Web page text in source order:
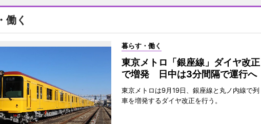
働く
暮らす・働く
東京メトロ「銀座線」ダイヤ改正
で増発 日中は3分間隔で運行へ
東京メトロは9月19日、銀座線と丸ノ内線で列
車を増発するダイヤ改正を行う。